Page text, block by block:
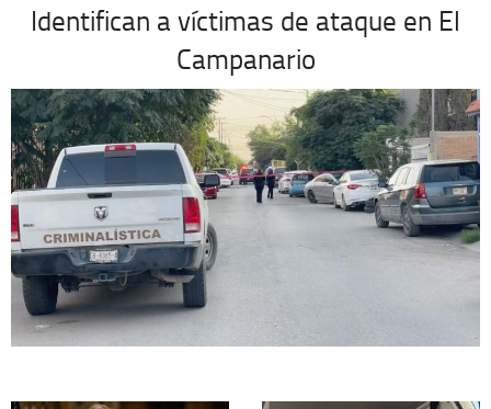
Identifican a víctimas de ataque en El
Campanario